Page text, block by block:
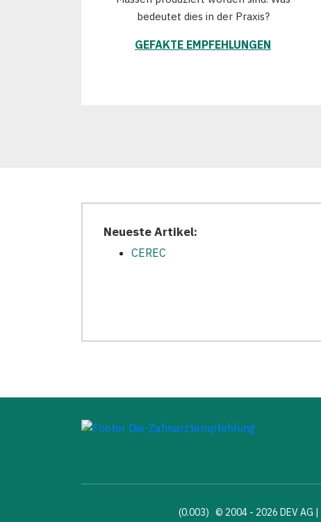
bedeutet dies in der Praxis?
GEFAKTE EMPFEHLUNGEN
Neueste Artikel:
CEREC
(0.003) © 2004 - 2026 DEV AG |